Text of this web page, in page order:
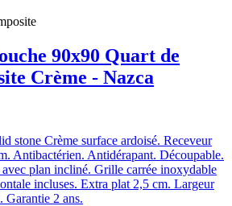
90x90 Quart de
Crème - Nazca
stone Crème surface ardoisé. Receveur
Antibactérien. Antidérapant. Découpable.
plan incliné. Grille carrée inoxydable
incluses. Extra plat 2,5 cm. Largeur
Garantie 2 ans.